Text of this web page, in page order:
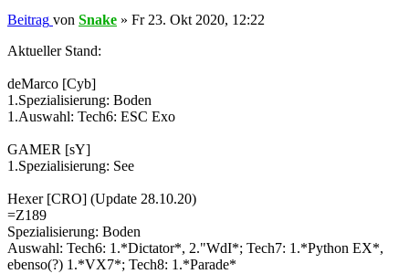
Beitrag von Snake » Fr 23. Okt 2020, 12:22
Aktueller Stand:
deMarco [Cyb]
1.Spezialisierung: Boden
1.Auswahl: Tech6: ESC Exo
GAMER [sY]
1.Spezialisierung: See
Hexer [CRO] (Update 28.10.20)
=Z189
Spezialisierung: Boden
Auswahl: Tech6: 1.*Dictator*, 2."WdI*; Tech7: 1.*Python EX*,
ebenso(?) 1.*VX7*; Tech8: 1.*Parade*